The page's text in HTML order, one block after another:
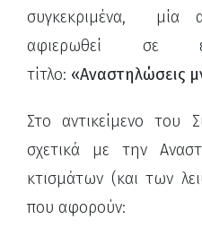
συγκεκριμένα, μία
αφιερωθεί σε
τίτλο: «Αναστηλώσεις
Στο αντικείμενο του
σχετικά με την
κτισμάτων (και των
που αφορούν: